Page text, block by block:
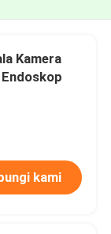
Kamera
kami